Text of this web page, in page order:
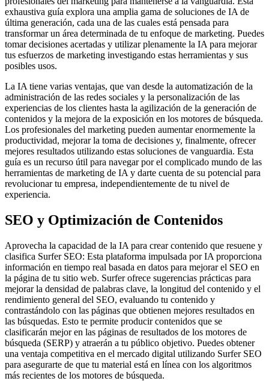
exhaustiva guía explora una amplia gama de soluciones de IA de
última generación, cada una de las cuales está pensada para
transformar un área determinada de tu enfoque de marketing. Puedes
tomar decisiones acertadas y utilizar plenamente la IA para mejorar
tus esfuerzos de marketing investigando estas herramientas y sus
posibles usos.
La IA tiene varias ventajas, que van desde la automatización de la
administración de las redes sociales y la personalización de las
experiencias de los clientes hasta la agilización de la generación de
contenidos y la mejora de la exposición en los motores de búsqueda.
Los profesionales del marketing pueden aumentar enormemente la
productividad, mejorar la toma de decisiones y, finalmente, ofrecer
mejores resultados utilizando estas soluciones de vanguardia. Esta
guía es un recurso útil para navegar por el complicado mundo de las
herramientas de marketing de IA y darte cuenta de su potencial para
revolucionar tu empresa, independientemente de tu nivel de
experiencia.
SEO y Optimización de Contenidos
Aprovecha la capacidad de la IA para crear contenido que resuene y
clasifica Surfer SEO: Esta plataforma impulsada por IA proporciona
información en tiempo real basada en datos para mejorar el SEO en
la página de tu sitio web. Surfer ofrece sugerencias prácticas para
mejorar la densidad de palabras clave, la longitud del contenido y el
rendimiento general del SEO, evaluando tu contenido y
contrastándolo con las páginas que obtienen mejores resultados en
las búsquedas. Esto te permite producir contenidos que se
clasificarán mejor en las páginas de resultados de los motores de
búsqueda (SERP) y atraerán a tu público objetivo. Puedes obtener
una ventaja competitiva en el mercado digital utilizando Surfer SEO
para asegurarte de que tu material está en línea con los algoritmos
más recientes de los motores de búsqueda.